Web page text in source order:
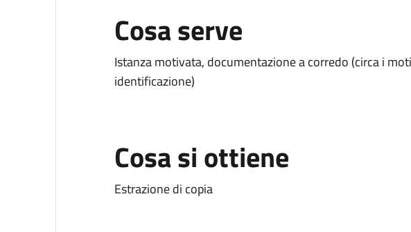
Cosa serve
Istanza motivata, documentazione a corredo (circa i
identificazione)
Cosa si ottiene
Estrazione di copia